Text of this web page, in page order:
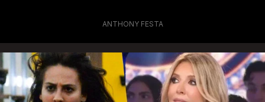
ANTHONY FESTA